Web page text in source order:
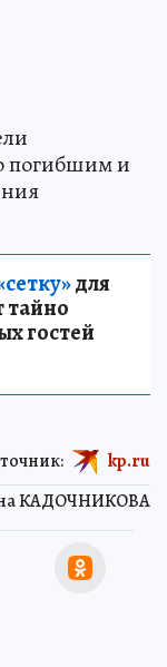
погибшим и
для
тайно
гостей
КАДОЧНИКОВА
kp.ru